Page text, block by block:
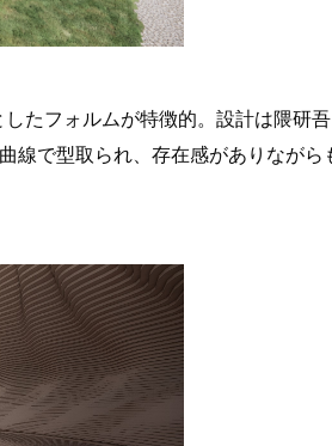
たフォルムが特徴的。設計は隈研吾
線で型取られ、存在感がありながら